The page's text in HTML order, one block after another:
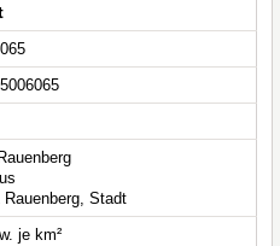
Rauenberg, Stadt
je km²